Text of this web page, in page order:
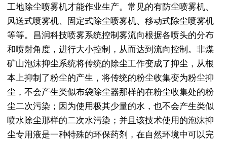
工地除尘喷雾机才能作业生产。常见的有防尘喷雾机、
风送式喷雾机、固定式除尘喷雾机、移动式除尘喷雾机
等等。昌润科技喷雾系统控制雾流向根据各喷头的分布
和喷射角度，进行大小控制，从而达到流向控制。非煤
矿山泡沫抑尘系统将传统的除尘工作变成了抑尘，从根
本上抑制了粉尘的产生，将传统的粉尘收集变为粉尘抑
尘，不会产生类似布袋除尘器那样的在粉尘收集处的粉
尘二次污染；因为使用极其少量的水，也不会产生类似
喷水除尘那样的二次水污染；并且该技术使用的泡沫抑
尘专用液是一种特殊的环保药剂，在自然环境中可以完